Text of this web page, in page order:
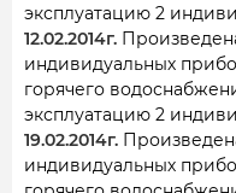
эксплуатацию 2
12.02.2014г.
индивидуальных
горячего
эксплуатацию 2
19.02.2014г.
индивидуальных